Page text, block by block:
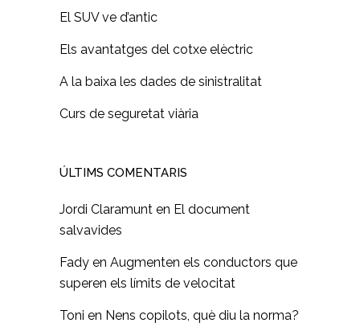
El SUV ve d’antic
Els avantatges del cotxe elèctric
A la baixa les dades de sinistralitat
Curs de seguretat viària
ÚLTIMS COMENTARIS
Jordi Claramunt en El document
salvavides
Fady en Augmenten els conductors que
superen els límits de velocitat
Toni en Nens copilots, què diu la norma?